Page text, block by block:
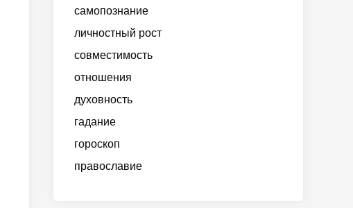
самопознание
личностный рост
совместимость
отношения
духовность
гадание
гороскоп
православие